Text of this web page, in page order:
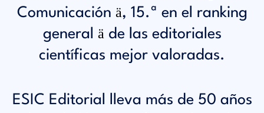
Comunicación ä, 15.ª en el ranking
general äde las editoriales
científicas mejor valoradas.
ESIC Editorial lleva más de 50 años